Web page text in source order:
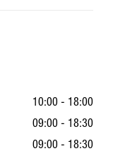
10:00 - 18:00
09:00 - 18:30
09:00 - 18:30